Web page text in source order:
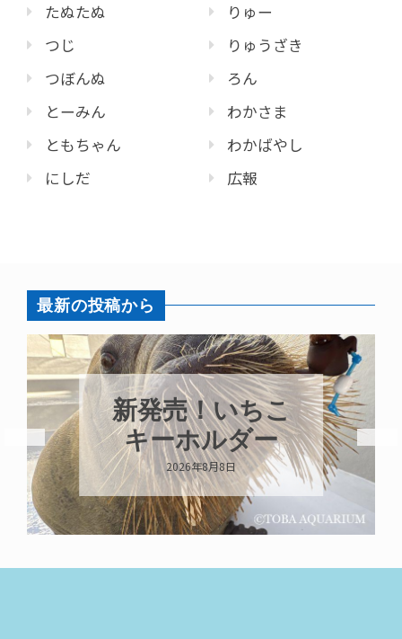
たぬたぬ
つじ
つぼんぬ
とーみん
ともちゃん
にしだ
りゅー
りゅうざき
ろん
わかさま
わかばやし
広報
最新の投稿から
新発売！いちこ
キーホルダー
2026年8月8日